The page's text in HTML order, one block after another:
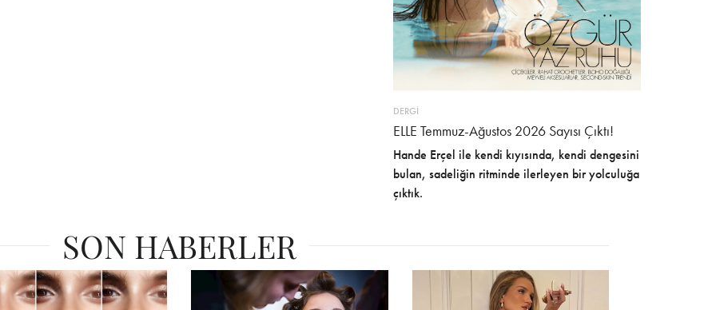
DERGİ
ELLE Temmuz-Ağustos 2026 Sayısı Çıktı!
Hande Erçel ile kendi kıyısında, kendi dengesini
bulan, sadeliğin ritminde ilerleyen bir yolculuğa
çıktık.
SON HABERLER